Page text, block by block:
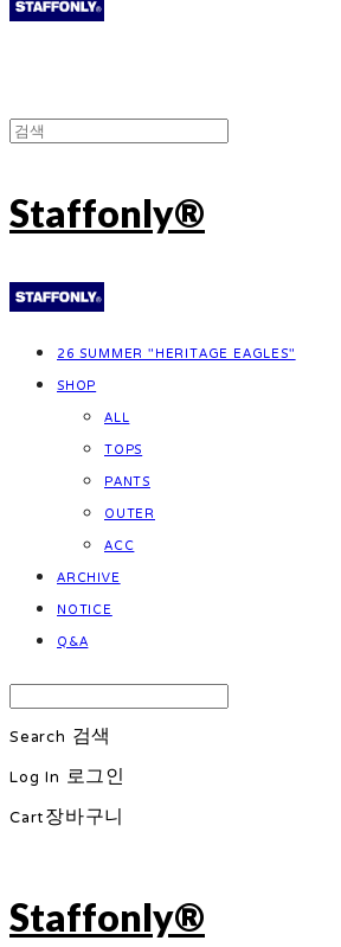
Staffonly®
26 SUMMER "HERITAGE EAGLES"
SHOP
ALL
TOPS
PANTS
OUTER
ACC
ARCHIVE
NOTICE
Q&A
Search 검색
Log In 로그인
Cart장바구니
Staffonly®